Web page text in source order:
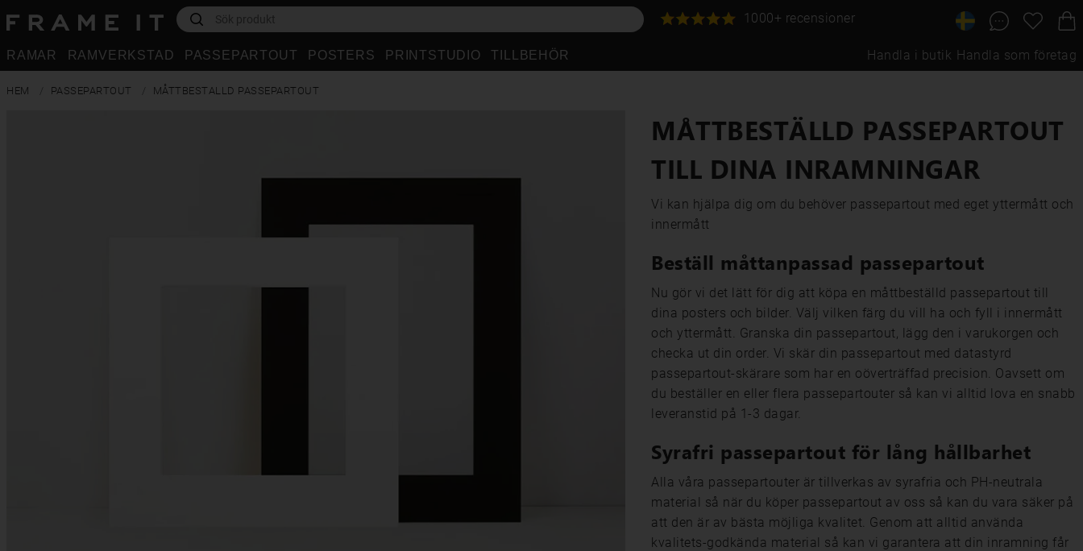
1000+ recensioner
RAMAR RAMVERKSTAD PASSEPARTOUT POSTERS PRINTSTUDIO TILLBEHÖR Handla i butik Handla som företag
HEM PASSEPARTOUT MÅTTBESTALLD PASSEPARTOUT
MÅTTBESTÄLLD PASSEPARTOUT
TILL DINA INRAMNINGAR
Vi kan hjälpa dig om du behöver passepartout med eget yttermått och
innermått
Beställ måttanpassad passepartout
Nu gör vi det lätt för dig att köpa en måttbeställd passepartout till
dina posters och bilder. Välj vilken färg du vill ha och fyll i innermått
och yttermått. Granska din passepartout, lägg den i varukorgen och
checka ut din order. Vi skär din passepartout med datastyrd
passepartout-skärare som har en oöverträffad precision. Oavsett om
du beställer en eller flera passepartouter så kan vi alltid lova en snabb
leveranstid på 1-3 dagar.
Syrafri passepartout för lång hållbarhet
Alla våra passepartouter är tillverkas av syrafria och PH-neutrala
material så när du köper passepartout av oss så kan du vara säker på
att den är av bästa möjliga kvalitet. Genom att alltid använda
kvalitets-godkända material så kan vi garantera att din inramning får